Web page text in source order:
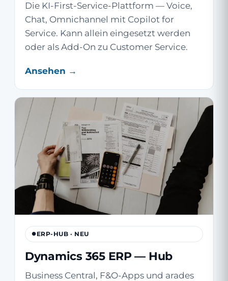
Die KI-First-Service-Plattform — Voice,
Chat, Omnichannel mit Copilot for
Service. Kann allein eingesetzt werden
oder als Add-On zu Customer Service.
Ansehen →
ERP-HUB · NEU
Dynamics 365 ERP — Hub
Business Central, F&O-Apps und arades